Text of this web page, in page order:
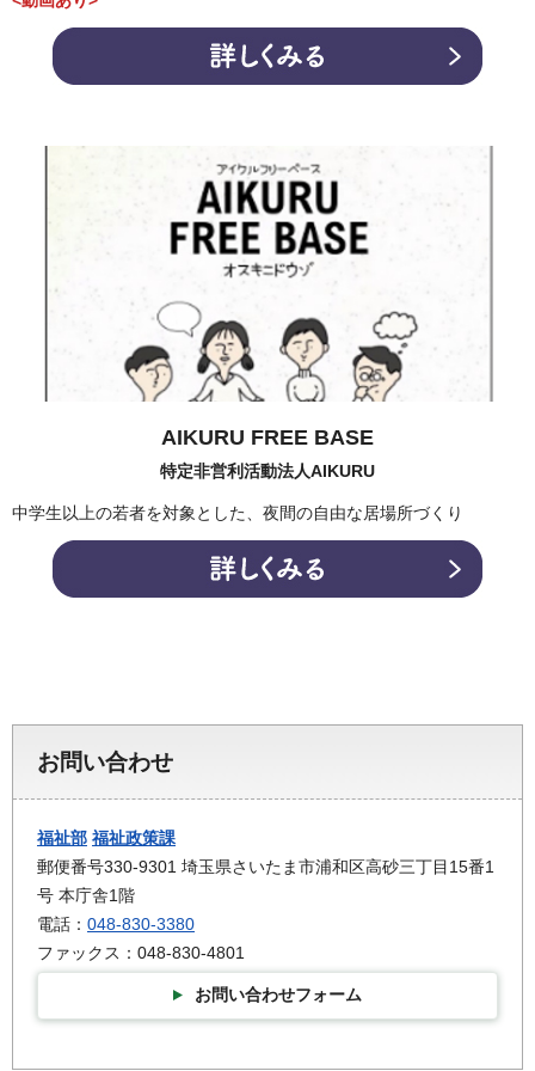
AIKURU FREE BASE
特定非営利活動法人AIKURU
中学生以上の若者を対象とした、夜間の自由な居場所づくり
お問い合わせ
福祉部 福祉政策課
郵便番号330-9301 埼玉県さいたま市浦和区高砂三丁目15番1
号 本庁舎1階
電話： 048-830-3380
ファックス：048-830-4801
お問い合わせフォーム